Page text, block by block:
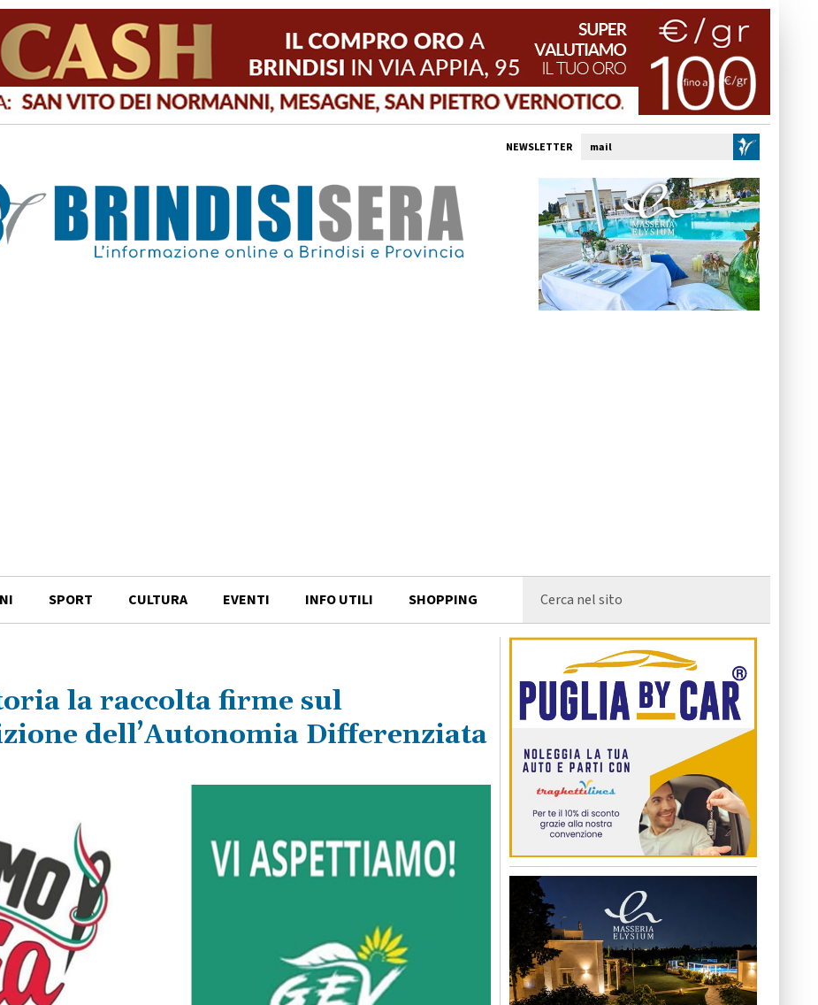
NEWSLETTER
SPORT CULTURA EVENTI INFO UTILI SHOPPING
la raccolta firme sul
dell’Autonomia Differenziata